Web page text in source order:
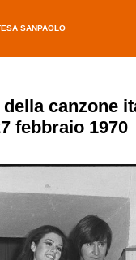
SANPAOLO
canzone
febbraio 1970